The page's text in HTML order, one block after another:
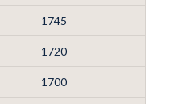
1745
1720
1700